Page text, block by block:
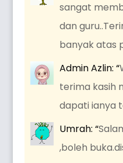
sangat
dan
banyak atas
Admin Azlin: “
terima kasih
dapati ianya
Umrah: “
,boleh